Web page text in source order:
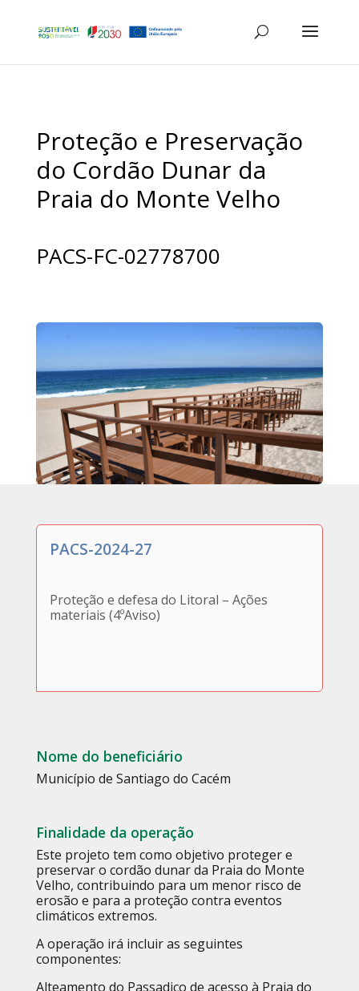
Proteção e Preservação
do Cordão Dunar da
Praia do Monte Velho
PACS-FC-02778700
PACS-2024-27
Proteção e defesa do Litoral – Ações
materiais (4ºAviso)
Nome do beneficiário
Município de Santiago do Cacém
Finalidade da operação
Este projeto tem como objetivo proteger e
preservar o cordão dunar da Praia do Monte
Velho, contribuindo para um menor risco de
erosão e para a proteção contra eventos
climáticos extremos.
A operação irá incluir as seguintes
componentes:
Alteamento do Passadiço de acesso à Praia do